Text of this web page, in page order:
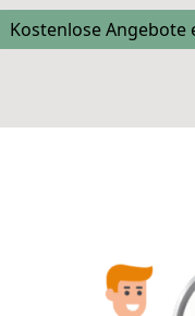
Kostenlose Angebote